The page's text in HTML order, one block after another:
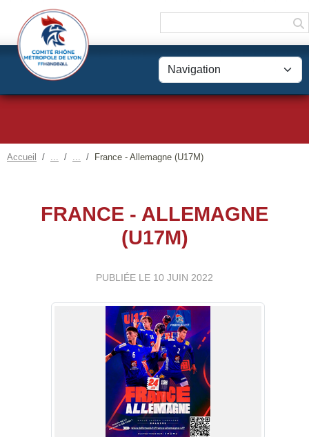
Accueil France - Allemagne (U17M)
FRANCE - ALLEMAGNE
(U17M)
PUBLIÉE LE 10 JUIN 2022
Panneau de gestion des cookies